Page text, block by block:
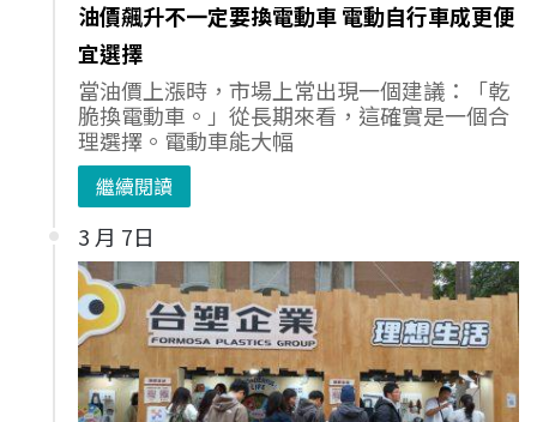
油價飆升不一定要換電動車 電動自行車成更便
宜選擇
當油價上漲時，市場上常出現一個建議：「乾
脆換電動車。」從長期來看，這確實是一個合
理選擇。電動車能大幅
繼續閱讀
3 月 7日